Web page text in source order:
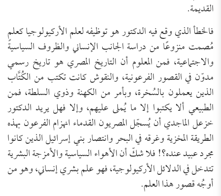
القديمة.
فالخطأ الذي وقع فيه الدكتور هو توظيفه لعلم الأركيولوجيا كعلمٍ
مُصمت منزوعًا من دراسة الجانب الإنساني والظروف السياسية
والاجتماعية، فمن المعلوم أن التاريخ المصري هو تاريخ رسمي
مدوّن في القصور الفرعونية، والنقوش كانت تكتب من الكُتَّاب
الذين يعملون بالسُخرة، وبأمر من الكهنة وذوي السلطة، فمن
الطبيعي ألا يكتبوا إلا ما يُملى عليهم، وإلا فهل يريد الدكتور
خزعل الماجدي أن يُسجّل المصريون القدماء انهزام الفرعون بهذه
الطريقة المخزية وغرقه في البحر وانتصار بني إسرائيل الذين كانوا
مجرد عبيد عنده؟! فلا شكّ أن الأهواء السياسية والأمزجة البشرية
تتدخل في الدلائل الأركيولوجية، فهو علم بشري إنساني، وهو من
أوجُه قصور هذا العلم.